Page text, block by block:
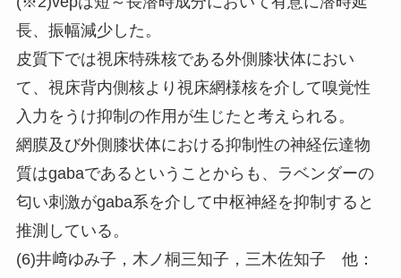
長、振幅減少した。
皮質下では視床特殊核である外側膝状体におい
て、視床背内側核より視床網様核を介して嗅覚性
入力をうけ抑制の作用が生じたと考えられる。
網膜及び外側膝状体における抑制性の神経伝達物
質はgabaであるということからも、ラベンダーの
匂い刺激がgaba系を介して中枢神経を抑制すると
推測している。
(6)井﨑ゆみ子，木ノ桐三知子，三木佐知子 他：